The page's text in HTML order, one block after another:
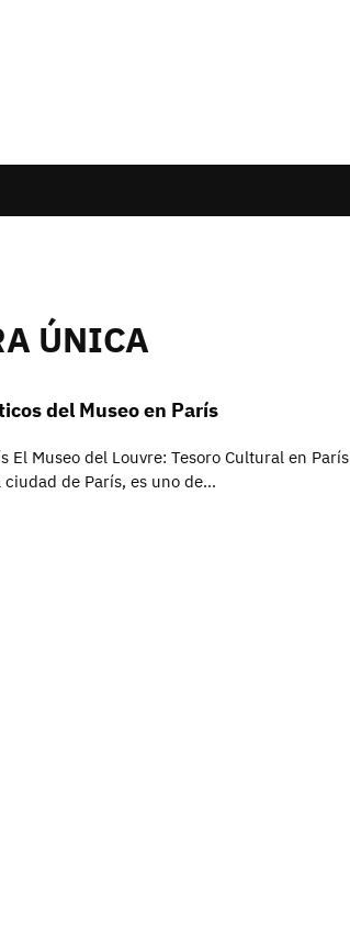
ÚNICA
del Museo en París
El Museo del Louvre: Tesoro Cultural en París
ciudad de París, es uno de…